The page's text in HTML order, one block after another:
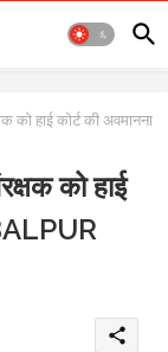
हाई कोर्ट की अवमानना
को हाई
share